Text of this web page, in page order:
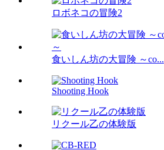
ロボネコの冒険2
食いしん坊の大冒険 ～co...
Shooting Hook
リクール乙の体験版